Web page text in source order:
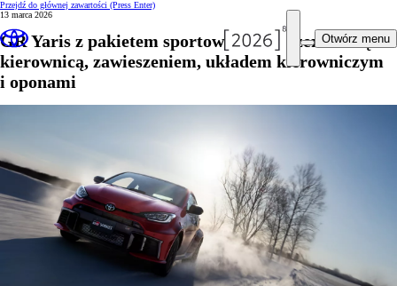
Przejdź do głównej zawartości (Press Enter)
Otwórz menu
13 marca 2026
GR Yaris z pakietem sportowych ulepszeń: nową
kierownicą, zawieszeniem, układem kierowniczym
i oponami